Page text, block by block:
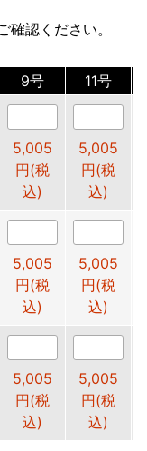
認ください。
9号 11号
5,005
円(税
込)
5,005
円(税
込)
5,005
円(税
込)
5,005
円(税
込)
5,005
円(税
込)
5,005
円(税
込)